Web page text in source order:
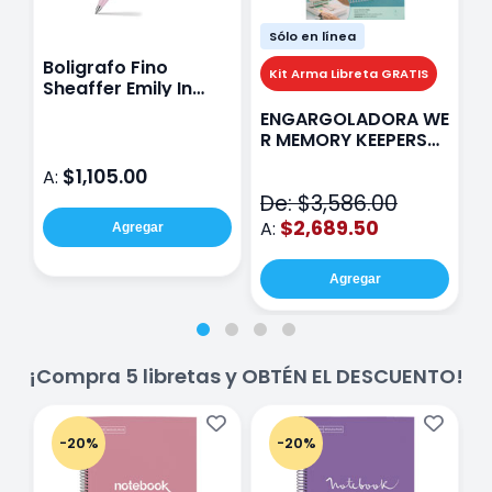
Boligrafo Fino
Sheaffer Emily In
A: $1,105.00
Agregar
Sólo en línea
Kit Arma Libreta GRATIS
ENGARGOLADORA WE
R MEMORY KEEPERS
De: $3,586.00
A: $2,689.50
Agregar
¡Compra 5 libretas y OBTÉN EL DESCUENTO!
-20% -20%